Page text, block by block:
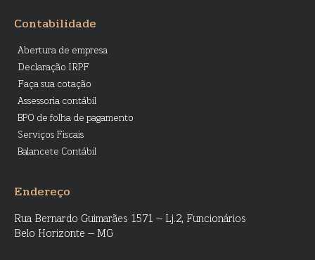
Contabilidade
Abertura de empresa
Declaração IRPF
Faça sua cotação
Assessoria contábil
BPO de folha de pagamento
Serviços Fiscais
Balancete Contábil
Endereço
Rua Bernardo Guimarães 1571 – Lj.2, Funcionários
Belo Horizonte – MG